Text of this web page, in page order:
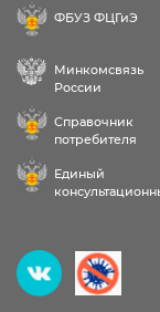
выберите
ФБУЗ ФЦГиЭ
Минкомсвязь
России
Справочник
потребителя
Единый